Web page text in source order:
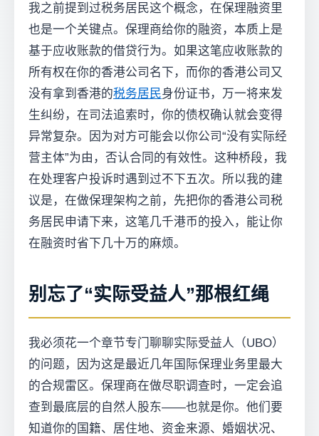
我之前提到过税务居民这个概念，在保理融资里
也是一个关键点。保理商给你的融资，本质上是
基于应收账款的借贷行为。如果这笔应收账款的
所有权在你的香港公司名下，而你的香港公司又
没有拿到香港的税务居民身份证书，万一将来发
生纠纷，在司法追索时，你的债权确认就会变得
异常复杂。因为对方可能会以你公司“没有实际经
营主体”为由，否认合同的有效性。这种桥段，我
在处理客户投诉时遇到过不下五次。所以我的建
议是，在做保理架构之前，先把你的香港公司税
务居民申请下来，这笔几千港币的投入，能让你
在融资时省下几十万的麻烦。
别忘了“实际受益人”那根红绳
我必须花一个章节专门聊聊实际受益人（UBO）
的问题，因为这是最近几年国际保理业务里最大
的合规雷区。保理商在做尽职调查时，一定会追
查到最底层的自然人股东——也就是你。他们要
知道你的国籍、居住地、资金来源、婚姻状况、